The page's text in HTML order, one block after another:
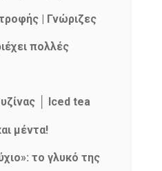
| Γνώριζες
πολλές
│ Iced tea
μέντα!
το γλυκό της
ti
products